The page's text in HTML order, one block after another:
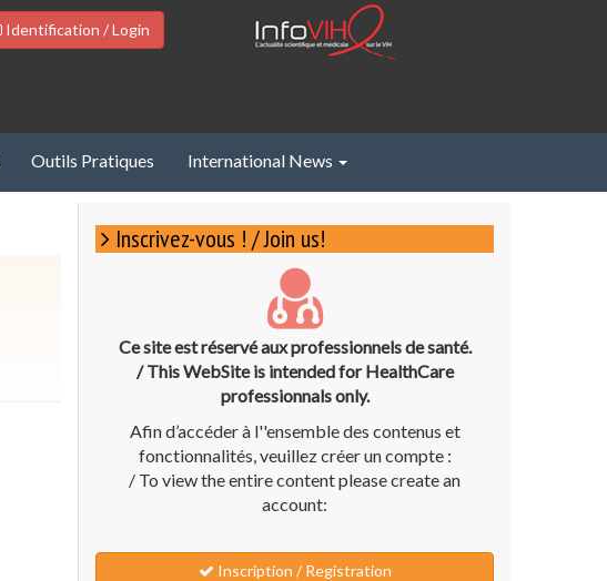
Identification / Login
Outils Pratiques International News
Inscrivez-vous ! / Join us!
Ce site est réservé aux professionnels de santé.
/ This WebSite is intended for HealthCare
professionnals only.
Afin d’accéder à l''ensemble des contenus et
fonctionnalités, veuillez créer un compte :
/ To view the entire content please create an
account:
Inscription / Registration